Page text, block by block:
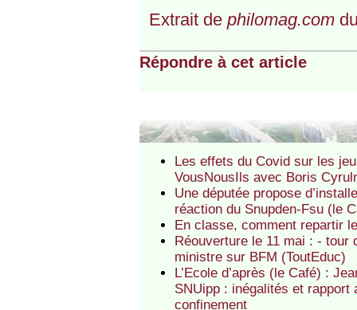
Extrait de philomag.com
Répondre à cet article
Les effets du Covid sur les
VousNousIls avec Boris
Une députée propose
réaction du Snupden-Fsu (le
En classe, comment repartir
Réouverture le 11 mai : -
ministre sur BFM (ToutEduc)
L’Ecole d’après (le Café) :
SNUipp : inégalités et rapport
confinement